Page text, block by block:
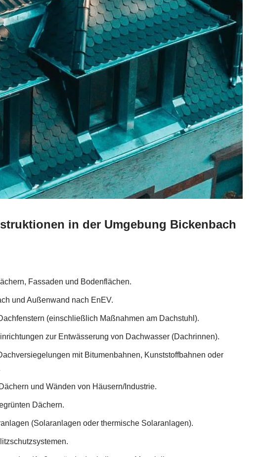
in der Umgebung Bickenbach
Fassaden und Bodenflächen.
und Außenwand nach EnEV.
(einschließlich Maßnahmen am Dachstuhl).
zur Entwässerung von Dachwasser (Dachrinnen).
mit Bitumenbahnen, Kunststoffbahnen oder
und Wänden von Häusern/Industrie.
Dächern.
(Solaranlagen oder thermische Solaranlagen).